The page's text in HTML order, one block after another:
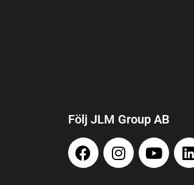
Följ JLM Group AB